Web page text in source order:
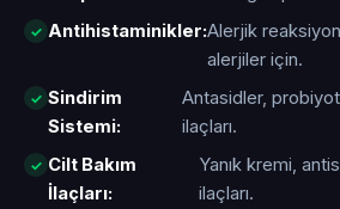
Antihistaminikler:Alerjik
alerjiler için.
Sindirim
Sistemi:
Antasidler,
ilaçları.
Cilt Bakım
İlaçları:
Yanık kremi,
ilaçları.